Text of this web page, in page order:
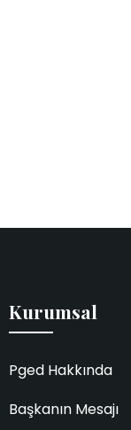
Kurumsal
Pged Hakkında
Başkanın Mesajı